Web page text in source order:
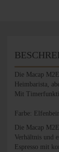
Die Macap
Heimbarista,
Mit
Farbe:
Die Macap
Verhältnis und
Espresso mit